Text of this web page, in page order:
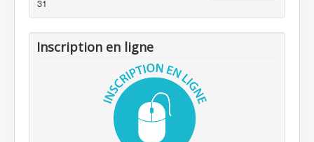
31
Inscription en ligne